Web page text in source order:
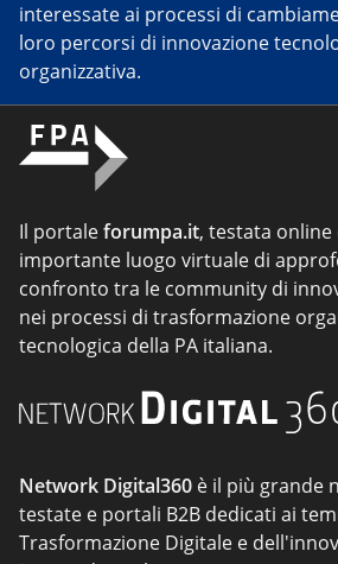
interessate ai processi di
loro percorsi di innovazione
organizzativa.
Il portaleforumpa.it, testata online
importante luogo virtuale di
confronto tra le community di
nei processi di trasformazione
tecnologica della PA italiana.
Network Digital360 è il più grande
testate e portali B2B dedicati ai
Trasformazione Digitale e